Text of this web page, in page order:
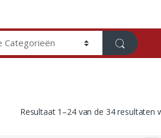
Resultaat 1–24 van de 34 resultaten